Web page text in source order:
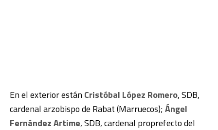
En el exterior estánCristóbal López Romero, SDB,
cardenal arzobispo de Rabat (Marruecos);Ángel
Fernández Artime, SDB, cardenal proprefecto del